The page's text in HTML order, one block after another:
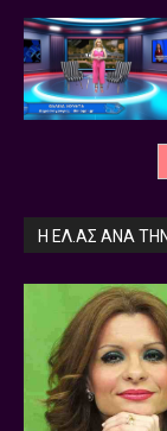
Η ΕΛ.ΑΣ ΑΝΆ